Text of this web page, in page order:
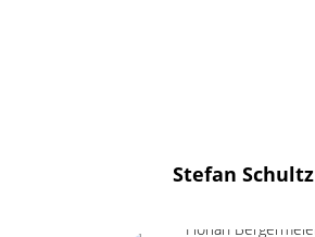
Stefan Schultz